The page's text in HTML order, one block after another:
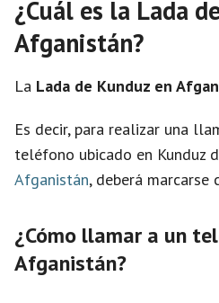
¿Cuál es la Lada
Afganistán?
La Lada de Kunduz en
Es decir, para realizar una
teléfono ubicado en Kunduz
Afganistán, deberá marcarse
¿Cómo llamar a un
Afganistán?